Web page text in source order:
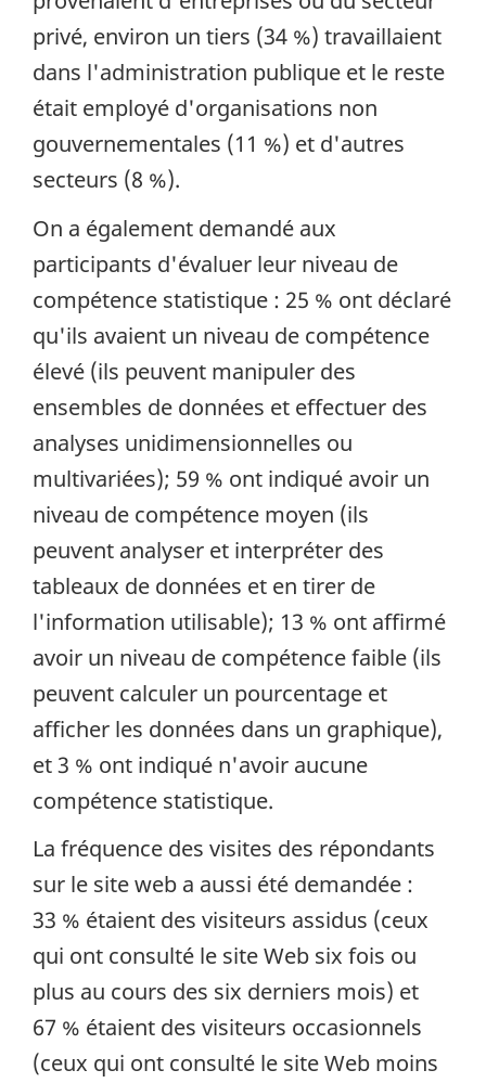
privé, environ un tiers (34 %) travaillaient
dans l'administration publique et le reste
était employé d'organisations non
gouvernementales (11 %) et d'autres
secteurs (8 %).
On a également demandé aux
participants d'évaluer leur niveau de
compétence statistique : 25 % ont déclaré
qu'ils avaient un niveau de compétence
élevé (ils peuvent manipuler des
ensembles de données et effectuer des
analyses unidimensionnelles ou
multivariées); 59 % ont indiqué avoir un
niveau de compétence moyen (ils
peuvent analyser et interpréter des
tableaux de données et en tirer de
l'information utilisable); 13 % ont affirmé
avoir un niveau de compétence faible (ils
peuvent calculer un pourcentage et
afficher les données dans un graphique),
et 3 % ont indiqué n'avoir aucune
compétence statistique.
La fréquence des visites des répondants
sur le site web a aussi été demandée :
33 % étaient des visiteurs assidus (ceux
qui ont consulté le site Web six fois ou
plus au cours des six derniers mois) et
67 % étaient des visiteurs occasionnels
(ceux qui ont consulté le site Web moins